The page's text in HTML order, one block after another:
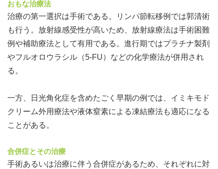
おもな治療法
治療の第一選択は手術である。リンパ節転移例では郭清術
も行う。放射線感受性が高いため、放射線療法は手術困難
例や補助療法として有用である。進行期ではプラチナ製剤
やフルオロウラシル（5-FU）などの化学療法が併用され
る。
一方、日光角化症を含めたごく早期の例では、イミキモド
クリーム外用療法や液体窒素による凍結療法も適応になる
ことがある。
合併症とその治療
手術あるいは治療に伴う合併症があるため、それぞれに対